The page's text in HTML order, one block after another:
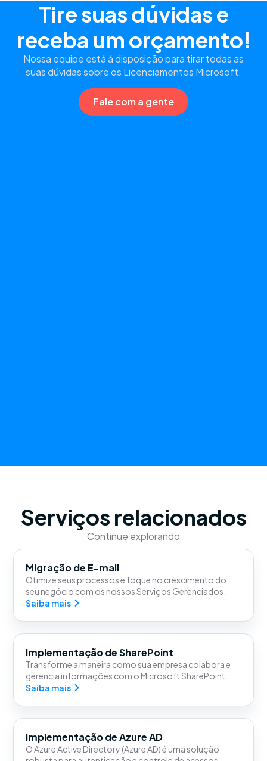
Tire suas dúvidas e
receba um orçamento!
Nossa equipe está á disposição para tirar todas as
suas dúvidas sobre os Licenciamentos Microsoft.
Fale com a gente
Serviços relacionados
Continue explorando
Migração de E-mail
Otimize seus processos e foque no crescimento do
seu negócio com os nossos Serviços Gerenciados.
Saiba mais
Implementação de SharePoint
Transforme a maneira como sua empresa colabora e
gerencia informações com o Microsoft SharePoint.
Saiba mais
Implementação de Azure AD
O Azure Active Directory (Azure AD) é uma solução